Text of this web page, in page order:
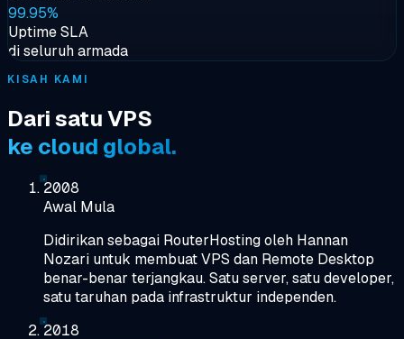
99.95%
Uptime SLA
di seluruh armada
KISAH KAMI
Dari satu VPS
ke cloud global.
2008
Awal Mula
Didirikan sebagai RouterHosting oleh Hannan
Nozari untuk membuat VPS dan Remote Desktop
benar-benar terjangkau. Satu server, satu developer,
satu taruhan pada infrastruktur independen.
2018